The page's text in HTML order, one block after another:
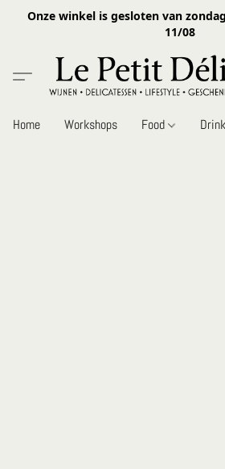
Onze winkel is gesloten van
11/08
Home Workshops Food